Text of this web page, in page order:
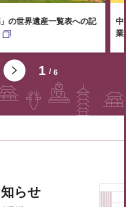
1 6
の世界遺産一覧表への記
中
業
らせ